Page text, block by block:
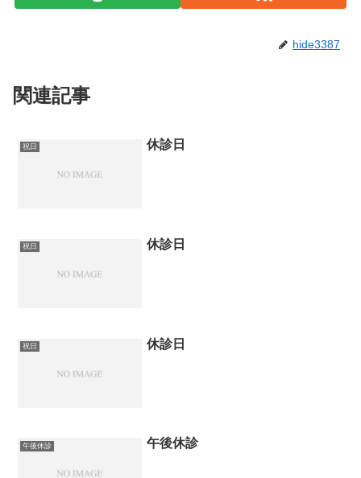
hide3387
関連記事
祝日 休診日
祝日 休診日
祝日 休診日
午後休診 午後休診